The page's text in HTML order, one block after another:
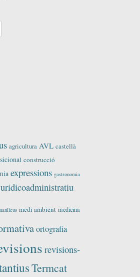
agricultura AVL castellà
construcció
expressions gastronomia
medi ambient medicina
ortografia
revisions-
Termcat